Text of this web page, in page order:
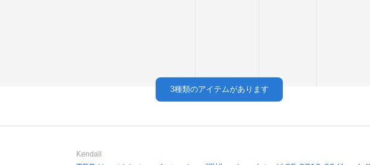
3種類のアイテムがあります
Kendall